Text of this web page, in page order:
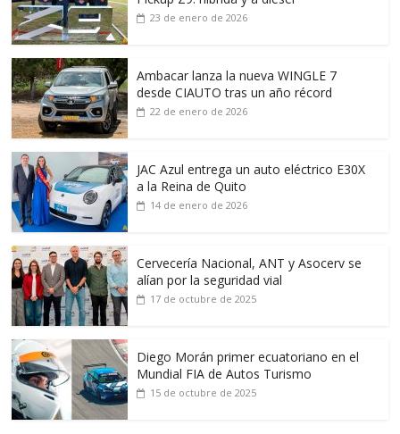
23 de enero de 2026
Ambacar lanza la nueva WINGLE 7
desde CIAUTO tras un año récord
22 de enero de 2026
JAC Azul entrega un auto eléctrico E30X
a la Reina de Quito
14 de enero de 2026
Cervecería Nacional, ANT y Asocerv se
alían por la seguridad vial
17 de octubre de 2025
Diego Morán primer ecuatoriano en el
Mundial FIA de Autos Turismo
15 de octubre de 2025